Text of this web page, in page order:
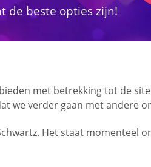
de beste opties zijn!
met betrekking tot de
we verder gaan met andere
Het staat momenteel